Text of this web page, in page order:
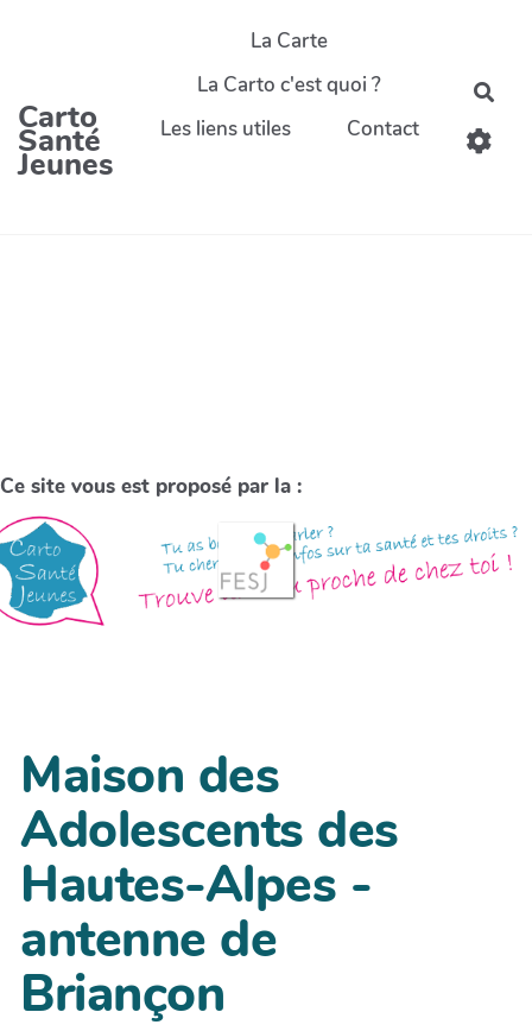
Carto
Santé
Jeunes
La Carte
La Carto c'est quoi ?
Les liens utiles
Contact
Ce site vous est proposé par la :
Maison des
Adolescents des
Hautes-Alpes -
antenne de
Briançon